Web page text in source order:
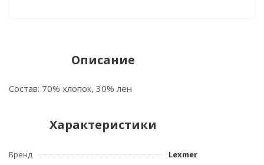
Описание
Состав: 70% хлопок, 30% лен
Характеристики
Бренд
Lexmer